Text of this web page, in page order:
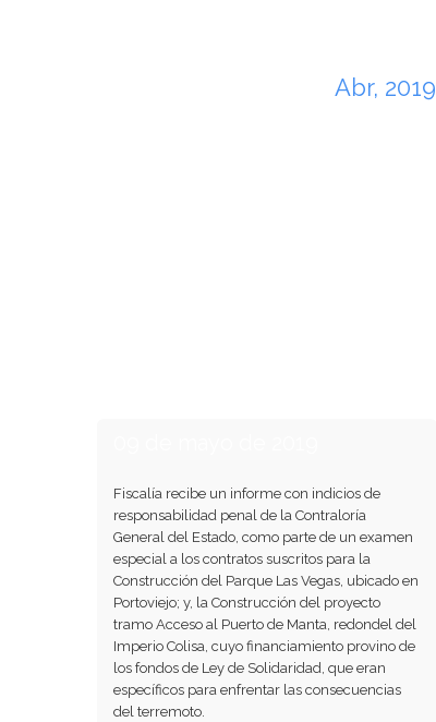
Abr, 2019
Fiscalía recibe un informe con indicios de
responsabilidad penal de la Contraloría
General del Estado, como parte de un examen
especial a los contratos suscritos para la
Construcción del Parque Las Vegas, ubicado en
Portoviejo; y, la Construcción del proyecto
tramo Acceso al Puerto de Manta, redondel del
Imperio Colisa, cuyo financiamiento provino de
los fondos de Ley de Solidaridad, que eran
específicos para enfrentar las consecuencias
del terremoto.